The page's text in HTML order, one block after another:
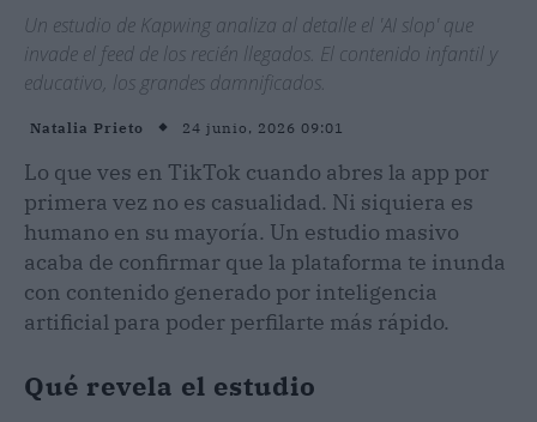
Un estudio de Kapwing analiza al detalle el 'AI slop' que
invade el feed de los recién llegados. El contenido infantil y
educativo, los grandes damnificados.
Natalia Prieto 24 junio, 2026 09:01
Lo que ves en TikTok cuando abres la app por
primera vez no es casualidad. Ni siquiera es
humano en su mayoría. Un estudio masivo
acaba de confirmar que la plataforma te inunda
con contenido generado por inteligencia
artificial para poder perfilarte más rápido.
Qué revela el estudio